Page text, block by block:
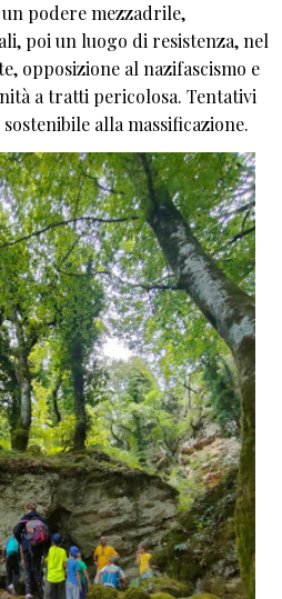
podere mezzadrile,
poi un luogo di resistenza, nel
opposizione al nazifascismo e
a tratti pericolosa. Tentativi
alla massificazione.